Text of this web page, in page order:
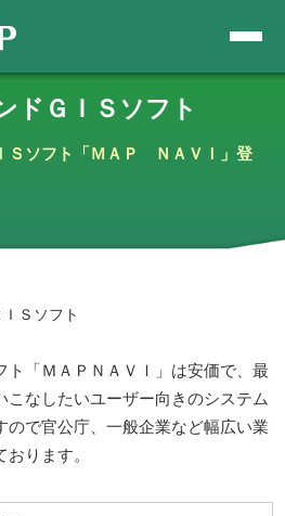
ドＧＩＳソフト
Ｓソフト「ＭＡＰ ＮＡＶＩ」登
Ｓソフト
ト「ＭＡＰＮＡＶＩ」は安価で、最
こなしたいユーザー向きのシステム
ので官公庁、一般企業など幅広い業
ります。